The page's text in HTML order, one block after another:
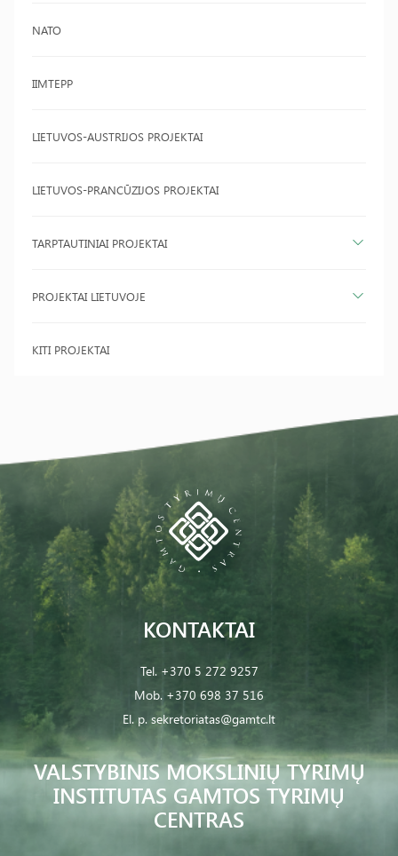
NATO
IIMTEPP
LIETUVOS-AUSTRIJOS PROJEKTAI
LIETUVOS-PRANCŪZIJOS PROJEKTAI
TARPTAUTINIAI PROJEKTAI
PROJEKTAI LIETUVOJE
KITI PROJEKTAI
VALSTYBINIS MOKSLINIŲ TYRIMŲ
INSTITUTAS GAMTOS TYRIMŲ
CENTRAS
KONTAKTAI
Tel. +370 5 272 9257
Mob. +370 698 37 516
El. p. sekretoriatas@gamtc.lt